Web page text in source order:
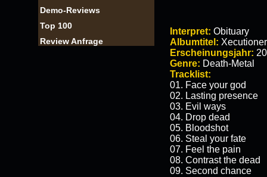
Demo-Reviews
Top 100
Review Anfrage
Interpret: Obituary
Albumtitel:
Erscheinungsjahr:
Genre: Death-Metal
Tracklist:
01. Face your god
02. Lasting presence
03. Evil ways
04. Drop dead
05. Bloodshot
06. Steal your fate
07. Feel the pain
08. Contrast the dead
09. Second chance